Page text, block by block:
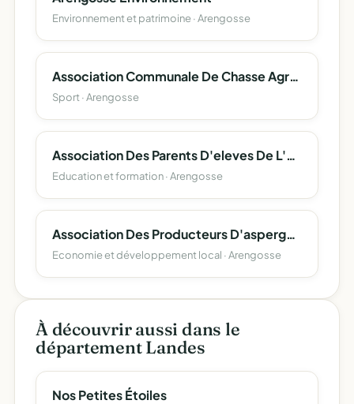
Environnement et patrimoine · Arengosse
Association Communale De Chasse Agreee D'arengosse
Sport · Arengosse
Association Des Parents D'eleves De L'ecole Sainte Therese D'arengosse
Education et formation · Arengosse
Association Des Producteurs D'asperges Bio
Economie et développement local · Arengosse
À découvrir aussi dans le
département Landes
Nos Petites Étoiles